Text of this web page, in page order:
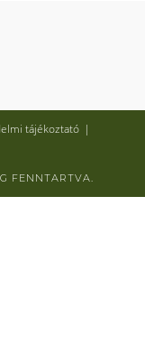
tájékoztató
FENNTARTVA.